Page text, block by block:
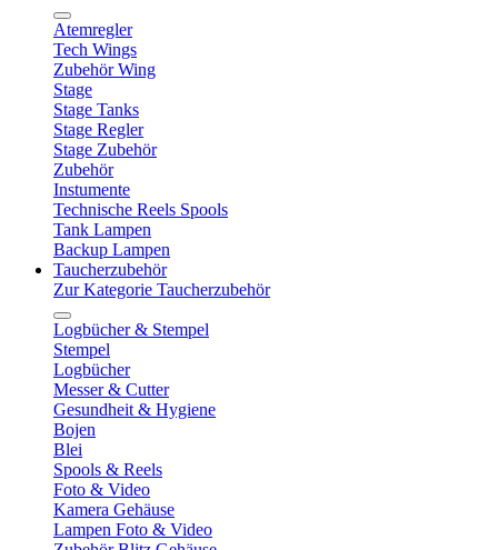
Atemregler
Tech Wings
Zubehör Wing
Stage
Stage Tanks
Stage Regler
Stage Zubehör
Zubehör
Instumente
Technische Reels Spools
Tank Lampen
Backup Lampen
Taucherzubehör
Zur Kategorie Taucherzubehör
Logbücher & Stempel
Stempel
Logbücher
Messer & Cutter
Gesundheit & Hygiene
Bojen
Blei
Spools & Reels
Foto & Video
Kamera Gehäuse
Lampen Foto & Video